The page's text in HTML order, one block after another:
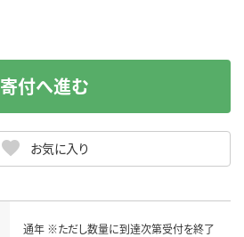
お気に入り
寄付へ進む
通年 ※ただし数量に到達次第受付を終了